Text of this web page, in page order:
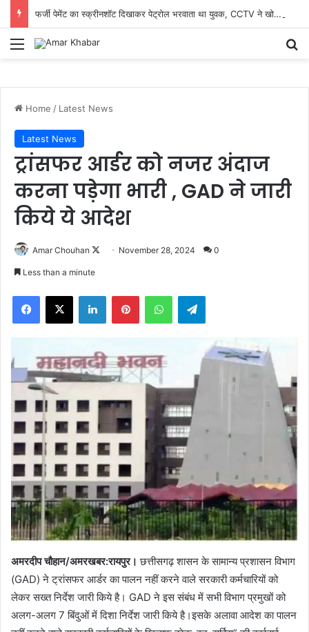
फर्जी पेमेंट का स्क्रीनशॉट दिखाकर पेट्रोल भरवाता था युवक, CCTV ने खोला राज; मारुती बलेनो समेत आरोपी गिरफ्तार
Menu
Home / Latest News
Latest News
ट्रांसफर आर्डर को नजर अंदाज
करना पड़ेगा भारी , GAD ने जारी
किये ये आदेश
Amar Chouhan
FollowNovember 28, 2024 0
Less than a minute
Facebook
X LinkedInPinterestWhatsAppTelegram
अमरदीप चौहान/अमरखबर:रायपुर। छत्तीसगढ़ शासन के सामान्य प्रशासन विभाग
(GAD) ने ट्रांसफर आर्डर का पालन नहीं करने वाले सरकारी कर्मचारियों को
लेकर सख्त निर्देश जारी किये है। GAD ने इस संबंध में सभी विभाग प्रमुखों को
अलग-अलग 7 बिंदुओं में दिशा निर्देश जारी किये है।इसके अलावा आदेश का पालन